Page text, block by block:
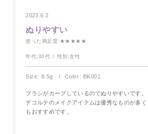
2023.6.2
ぬりやすい
使った満足度:★★★★★
年代:30代 性別:女性
Size: 8.5g Color: BK001
ブラシがカーブしているのでぬりやすいです。
デコルテのメイクアイテムは優秀なものが多
もおすすめです。